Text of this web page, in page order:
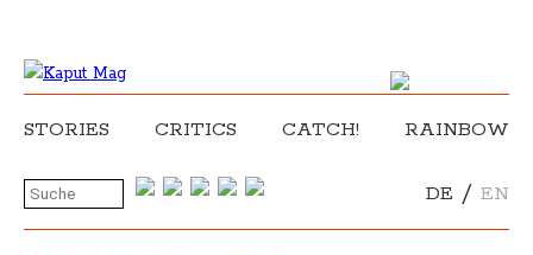
STORIES CRITICS CATCH! RAINBOW
DE / EN